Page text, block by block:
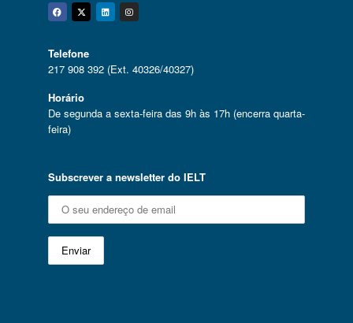
Facebook
Twitter
Linkedin
Instagram
Telefone
217 908 392 (Ext. 40326/40327)
Horário
De segunda a sexta-feira das 9h às 17h (encerra quarta-
feira)
Subscrever a newsletter do IELT